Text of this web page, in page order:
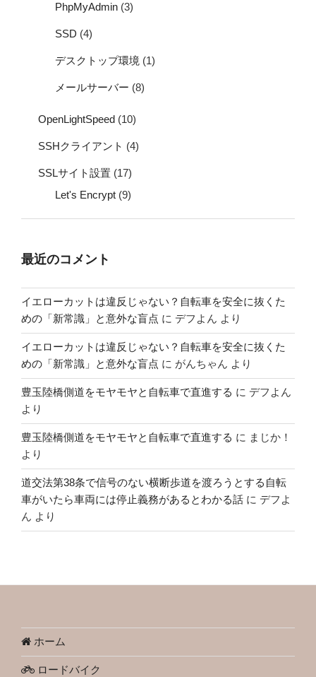
PhpMyAdmin (3)
SSD (4)
デスクトップ環境 (1)
メールサーバー (8)
OpenLightSpeed (10)
SSHクライアント (4)
SSLサイト設置 (17)
Let's Encrypt (9)
最近のコメント
イエローカットは違反じゃない？自転車を安全に抜くた
めの「新常識」と意外な盲点 に デフよん より
イエローカットは違反じゃない？自転車を安全に抜くた
めの「新常識」と意外な盲点 に がんちゃん より
豊玉陸橋側道をモヤモヤと自転車で直進する に デフよん
より
豊玉陸橋側道をモヤモヤと自転車で直進する に まじか！
より
道交法第38条で信号のない横断歩道を渡ろうとする自転
車がいたら車両には停止義務があるとわかる話 に デフよ
ん より
ホーム
ロードバイク